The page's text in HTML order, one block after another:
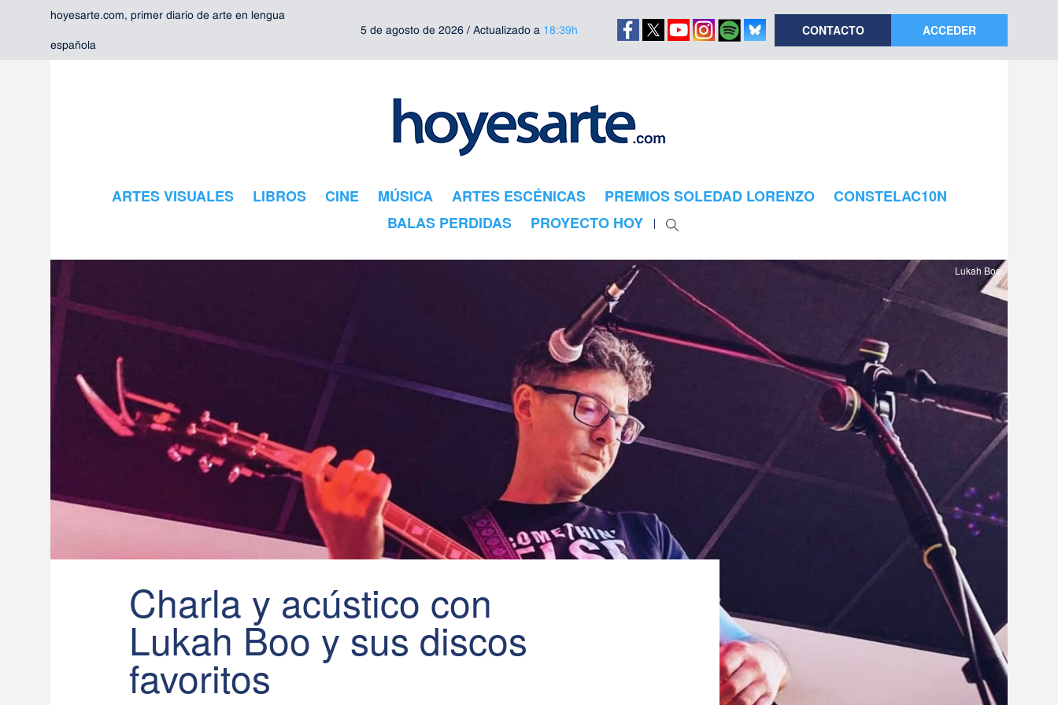
hoyesarte.com, primer diario de arte en lengua
española
5 de agosto de 2026 / Actualizado a 18:39h CONTACTO ACCEDER
ARTES VISUALES LIBROS CINE MÚSICA ARTES ESCÉNICAS PREMIOS SOLEDAD LORENZO
CONSTELAC10N
BALAS PERDIDAS
PROYECTO HOY
Lukah Boo.
Charla y acústico con
Lukah Boo y sus discos
favoritos